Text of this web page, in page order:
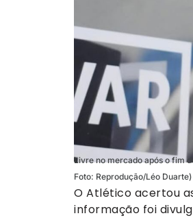
Livre no mercado após o fim
Foto: Reprodução/Léo Duarte)
O Atlético acertou
informação foi